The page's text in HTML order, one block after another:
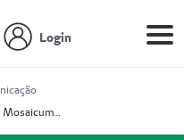
Login
Prestador Mosaicum Espaço Clínico Eireli (51004355-5)